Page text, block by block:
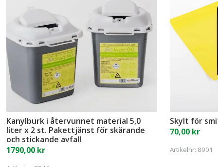
Kanylburk i återvunnet material 5,0
liter x 2 st. Pakettjänst för skärande
och stickande avfall
1790,00 kr
Skylt för
70,00 kr
Artikelnr: 8901